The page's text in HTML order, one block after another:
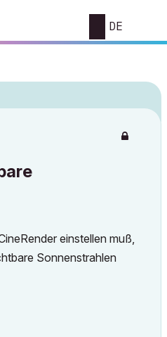
DE
einstellen muß,
Sonnenstrahlen